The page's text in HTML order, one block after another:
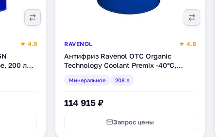
★ 4.9
200 л
RAVENOL ★ 4.8
Антифриз Ravenol OTC Organic
Technology Coolant Premix -40°C,
Минеральное 208 л
114 915 ₽
Запрос цены